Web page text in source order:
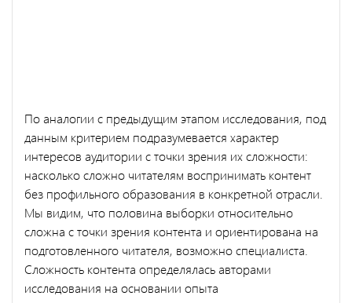
По аналогии с предыдущим этапом исследования, под
данным критерием подразумевается характер
интересов аудитории с точки зрения их сложности:
насколько сложно читателям воспринимать контент
без профильного образования в конкретной отрасли.
Мы видим, что половина выборки относительно
сложна с точки зрения контента и ориентирована на
подготовленного читателя, возможно специалиста.
Сложность контента определялась авторами
исследования на основании опыта